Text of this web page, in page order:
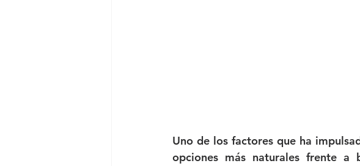
Uno de los factores que ha
opciones más naturales frente a